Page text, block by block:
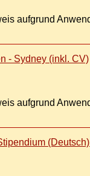
aufgrund
- Sydney (inkl. CV)
aufgrund